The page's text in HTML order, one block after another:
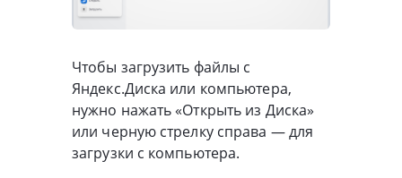
Чтобы загрузить файлы с
Яндекс.Диска или компьютера,
нужно нажать «Открыть из Диска»
или черную стрелку справа — для
загрузки с компьютера.